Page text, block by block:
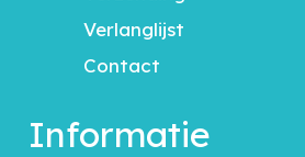
Verlanglijst
Contact
Informatie